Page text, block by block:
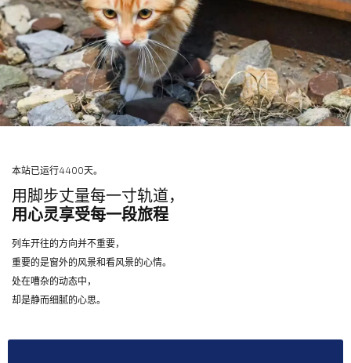
本站已运行4400天。
用脚步丈量每一寸轨道，
用心灵享受每一段旅程
列车开往的方向并不重要，
重要的是窗外的风景和看风景的心情。
处在嘈杂的动态中，
却是静而细腻的心思。